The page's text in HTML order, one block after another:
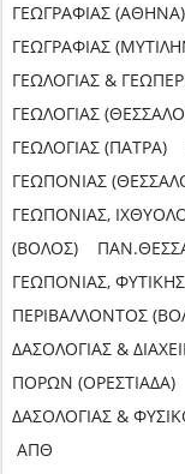
ΓΕΩΓΡΑΦΙΑΣ
ΓΕΩΓΡΑΦΙΑΣ
ΓΕΩΛΟΓΙΑΣ &
ΓΕΩΛΟΓΙΑΣ
ΓΕΩΛΟΓΙΑΣ
ΓΕΩΠΟΝΙΑΣ
ΓΕΩΠΟΝΙΑΣ,
(ΒΟΛΟΣ)
ΓΕΩΠΟΝΙΑΣ,
ΠΕΡΙΒΑΛΛΟΝΤΟΣ
ΔΑΣΟΛΟΓΙΑΣ &
ΠΟΡΩΝ
ΔΑΣΟΛΟΓΙΑΣ &
ΑΠΘ